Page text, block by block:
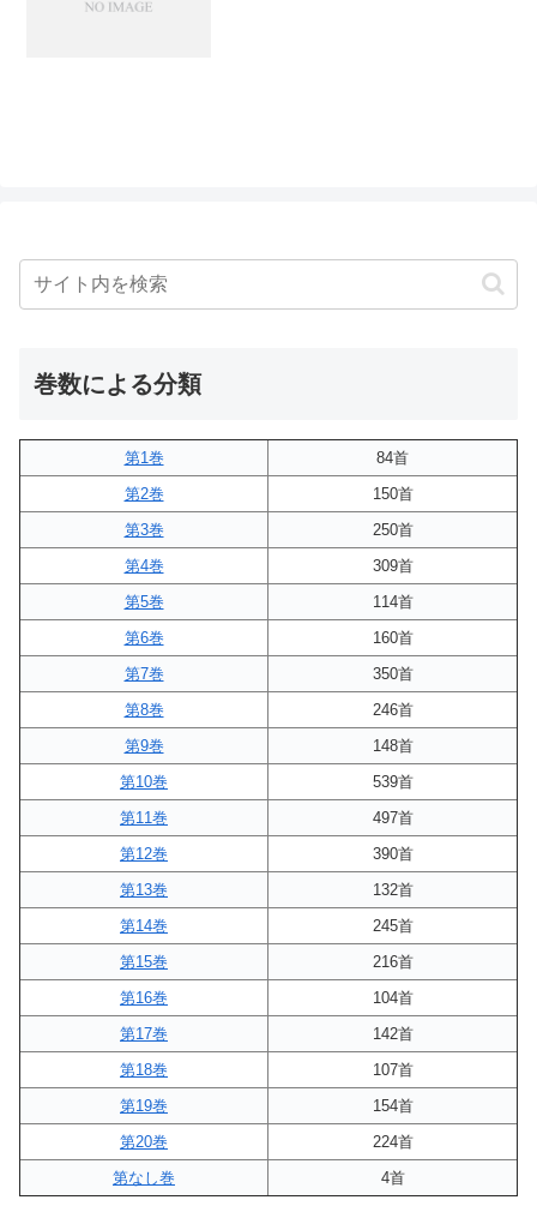
巻数による分類
第1巻
84首
第2巻
150首
第3巻
250首
第4巻
309首
第5巻
114首
第6巻
160首
第7巻
350首
第8巻
246首
第9巻
148首
第10巻
539首
第11巻
497首
第12巻
390首
第13巻
132首
第14巻
245首
第15巻
216首
第16巻
104首
第17巻
142首
第18巻
107首
第19巻
154首
第20巻
224首
第なし巻
4首